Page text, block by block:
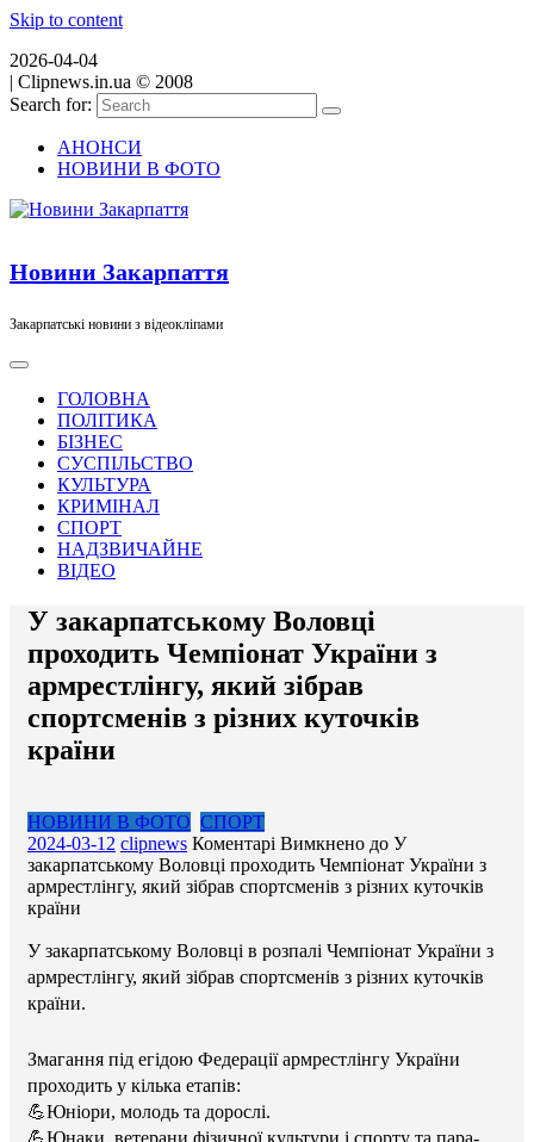
Skip to content
2026-04-04
| Clipnews.in.ua © 2008
Search for:
АНОНСИ
НОВИНИ В ФОТО
Новини Закарпаття
Закарпатські новини з відеокліпами
ГОЛОВНА
ПОЛІТИКА
БІЗНЕС
СУСПІЛЬСТВО
КУЛЬТУРА
КРИМІНАЛ
СПОРТ
НАДЗВИЧАЙНЕ
ВІДЕО
У закарпатському Воловці
проходить Чемпіонат України з
армрестлінгу, який зібрав
спортсменів з різних куточків
країни
НОВИНИ В ФОТО СПОРТ
2024-03-12 clipnews Коментарі Вимкнено до У
закарпатському Воловці проходить Чемпіонат України з
армрестлінгу, який зібрав спортсменів з різних куточків
країни
У закарпатському Воловці в розпалі Чемпіонат України з
армрестлінгу, який зібрав спортсменів з різних куточків
країни.
Змагання під егідою Федерації армрестлінгу України
проходить у кілька етапів:
💪Юніори, молодь та дорослі.
💪Юнаки, ветерани фізичної культури і спорту та пара-